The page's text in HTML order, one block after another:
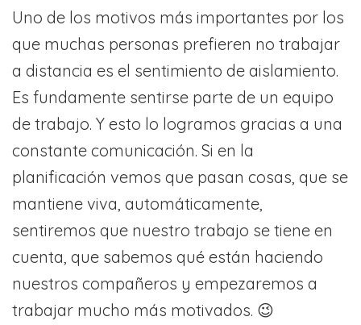
Uno de los motivos más importantes por los
que muchas personas prefieren no trabajar
a distancia es el sentimiento de aislamiento.
Es fundamente sentirse parte de un equipo
de trabajo. Y esto lo logramos gracias a una
constante comunicación. Si en la
planificación vemos que pasan cosas, que se
mantiene viva, automáticamente,
sentiremos que nuestro trabajo se tiene en
cuenta, que sabemos qué están haciendo
nuestros compañeros y empezaremos a
trabajar mucho más motivados. 😉